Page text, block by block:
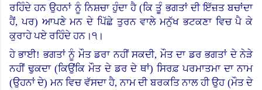
ਰਹਿੰਦੇ ਹਨ ਉਹਨਾਂ ਨੂੰ ਨਿਸ਼ਚਾ ਹੁੰਦਾ ਹੈ (ਕਿ ਤੂੰ ਭਗਤਾਂ ਦੀ ਇੱਜ਼ਤ ਬਚਾਂਦਾ
ਹੈਂ,ਪਰ) ਆਪਣੇ ਮਨ ਦੇ ਪਿੱਛੇ ਤੁਰਨ ਵਾਲੇ ਮਨੁੱਖ ਭਟਕਣਾ ਵਿਚ ਪੈ ਕੇ
ਕੁਰਾਹੇ ਪਏ ਰਹਿੰਦੇ ਹਨ।੧।
ਹੇ ਭਾਈ! ਭਗਤਾਂ ਨੂੰ ਮੌਤ ਡਰਾ ਨਹੀਂ ਸਕਦੀ, ਮੌਤ ਦਾ ਡਰ ਭਗਤਾਂ ਦੇ ਨੇੜੇ
ਨਹੀਂ ਢੁਕਦਾ (ਕਿਉਂਕਿ ਮੌਤ ਦੇ ਡਰ ਦੇ ਥਾਂ) ਸਿਰਫ਼ ਪਰਮਾਤਮਾ ਦਾ ਨਾਮ
(ਉਹਨਾਂ ਦੇ) ਮਨ ਵਿਚ ਵੱਸਦਾ ਹੈ,ਨਾਮ ਦੀ ਬਰਕਤਿ ਨਾਲ ਹੀ ਉਹ (ਮੌਤ ਦੇ